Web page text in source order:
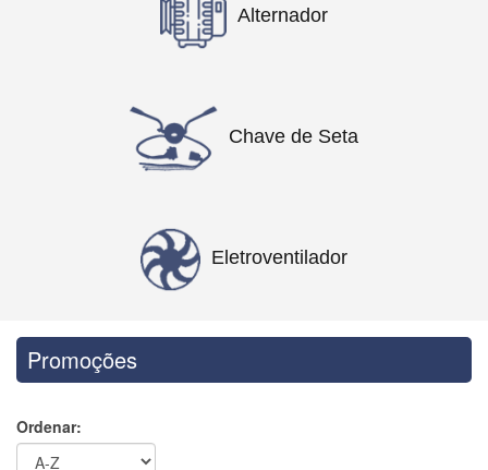
Alternador
Chave de Seta
Eletroventilador
Promoções
Ordenar: